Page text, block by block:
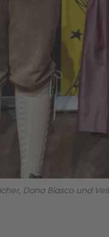
Dana Biasco und